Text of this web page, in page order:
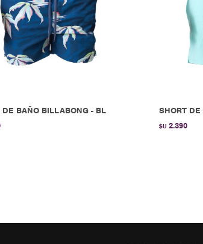
DE BAÑO BILLABONG - BL SHORT
$U 2.390